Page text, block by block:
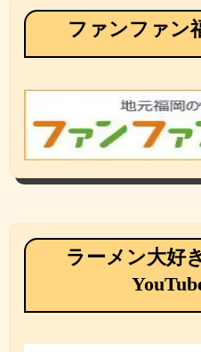
ファンファン
ラーメン大好